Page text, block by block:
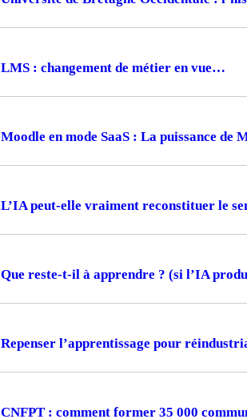
LMS : changement de métier en vue
Moodle en mode SaaS : La puissance de
L’IA peut-elle vraiment reconstituer le
Que reste-t-il à apprendre ? (si l’IA
Repenser l’apprentissage pour
CNFPT : comment former 35 000